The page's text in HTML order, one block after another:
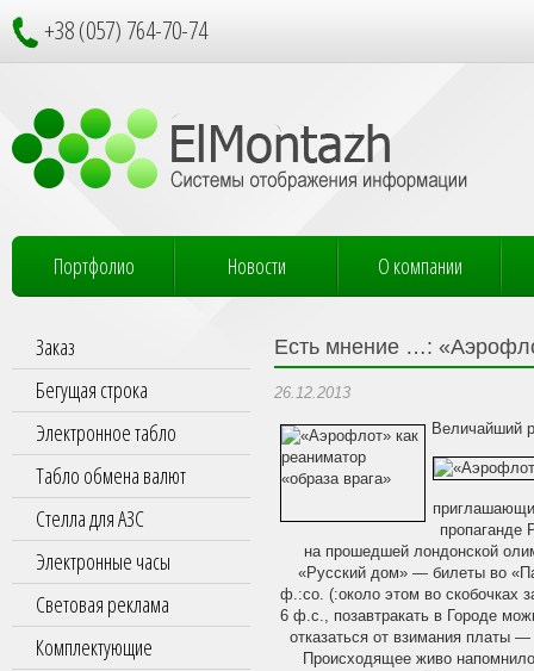
+38 (057) 764-70-74
Портфолио Новости О компании
Заказ
Бегущая строка
Электронное табло
Табло обмена валют
Стелла для АЗС
Электронные часы
Световая реклама
Комплектующие
Есть мнение …:
26.12.2013
Величайший
пропаганде
на прошедшей лондонской
«Русский дом» — билеты во
ф.:со. (:около этом во
6 ф.с., позавтракать в Городе
отказаться от взимания платы
Происходящее живо